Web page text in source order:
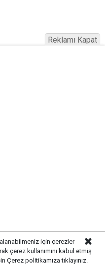
için çerezler
çerez kullanımını kabul etmiş
Çerez politikamıza tıklayınız.
Reklamı Kapat